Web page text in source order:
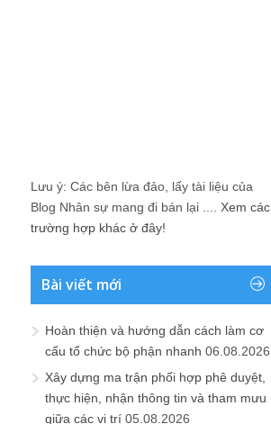
Lưu ý: Các bên lừa đảo, lấy tài liệu của
Blog Nhân sự mang đi bán lại .... Xem các
trường hợp khác ở đây!
Bài viết mới
Hoàn thiện và hướng dẫn cách làm cơ
cấu tổ chức bộ phận nhanh 06.08.2026
Xây dựng ma trận phối hợp phê duyệt,
thực hiện, nhận thông tin và tham mưu
giữa các vị trí 05.08.2026